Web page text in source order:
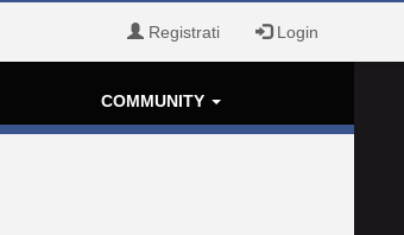
Registrati Login
COMMUNITY